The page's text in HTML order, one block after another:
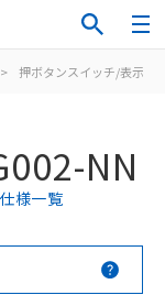
> 押ボタンスイッチ/表示灯
NN
様一覧